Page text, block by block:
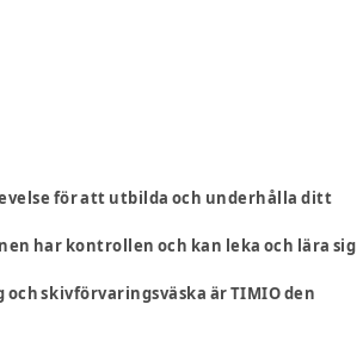
för att utbilda och underhålla ditt
har kontrollen och kan leka och lära sig
skivförvaringsväska är TIMIO den